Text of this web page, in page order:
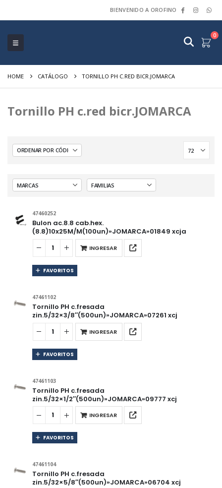
BIENVENIDO A OROFINO
0
HOME CATÁLOGO TORNILLO PH C.RED BICR.JOMARCA
Tornillo PH c.red bicr.JOMARCA
47460252
Bulon ac.8.8 cab.hex.
(8.8)10x25M/M(100un)»JOMARCA»01849 xcja
INGRESAR
FAVORITOS
47461102
Tornillo PH c.fresada
zin.5/32×3/8″(500un)»JOMARCA»07261 xcj
INGRESAR
FAVORITOS
47461103
Tornillo PH c.fresada
zin.5/32×1/2″(500un)»JOMARCA»09777 xcj
INGRESAR
FAVORITOS
47461104
Tornillo PH c.fresada
zin.5/32×5/8″(500un)»JOMARCA»06704 xcj